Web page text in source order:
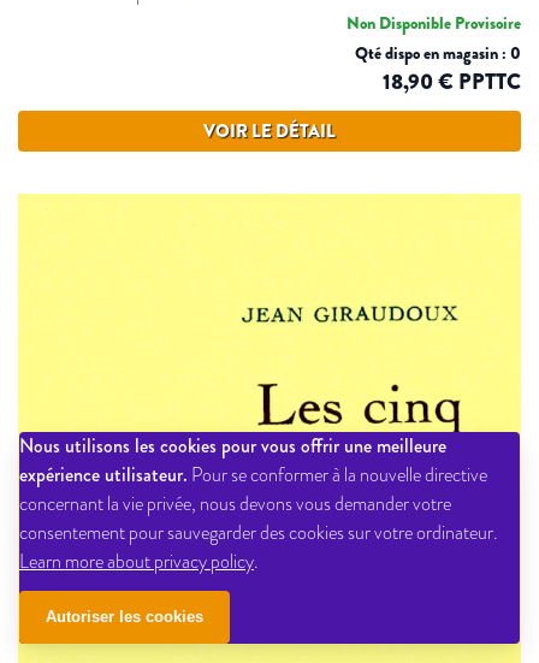
Nous utilisons les cookies pour vous offrir une meilleure
expérience utilisateur. Pour se conformer à la nouvelle directive
concernant la vie privée, nous devons vous demander votre
consentement pour sauvegarder des cookies sur votre ordinateur.
Learn more about privacy policy.
Autoriser les cookies
Non Disponible Provisoire
Qté dispo en magasin : 0
18,90 € PPTTC
VOIR LE DÉTAIL